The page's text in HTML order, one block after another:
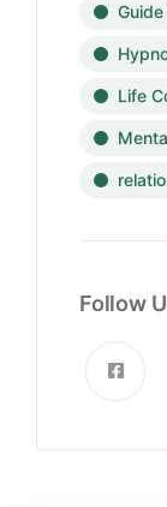
Guide
Life
Follow